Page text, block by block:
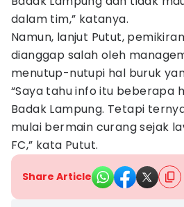
dalam tim,” katanya.
Namun, lanjut Putut,
dianggap salah oleh
menutup-nutupi hal buruk
“Saya tahu info itu beberapa
Badak Lampung. Tetapi
mulai bermain curang sejak
FC,” kata Putut.
Share Article